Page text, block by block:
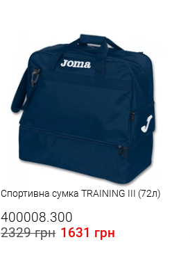
Спортивна сумка TRAINING III (72л)
400008.300
2329 грн 1631 грн